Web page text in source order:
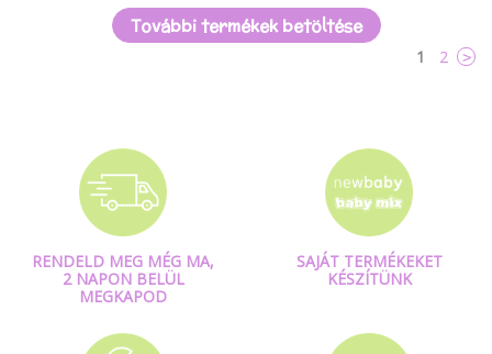
További termékek betöltése
1 2 >
RENDELD MEG MÉG MA,
2 NAPON BELÜL
MEGKAPOD
SAJÁT TERMÉKEKET
KÉSZÍTÜNK